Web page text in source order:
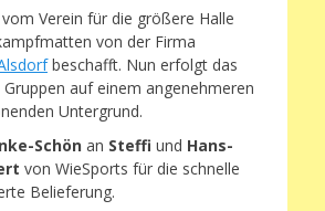
Verein für die größere Halle
von der Firma
beschafft. Nun erfolgt das
auf einem angenehmeren
Untergrund.
Schön an Steffi und Hans-
von WieSports für die schnelle
Belieferung.